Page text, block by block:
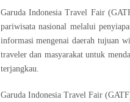
Garuda Indonesia Travel Fair
pariwisata nasional melalui
informasi mengenai daerah tujuan
traveler dan masyarakat untuk
terjangkau.
Garuda Indonesia Travel Fair